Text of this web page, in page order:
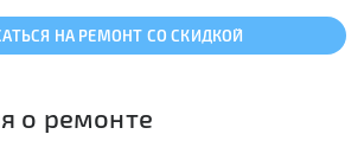
НА РЕМОНТ СО СКИДКОЙ
о ремонте